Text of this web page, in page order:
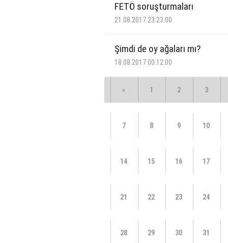
FETÖ soruşturmaları
21.08.2017 23:23:00
Şimdi de oy ağaları mı?
18.08.2017 00:12:00
« 1 2 3
7 8 9 10
14 15 16 17
21 22 23 24
28 29 30 31